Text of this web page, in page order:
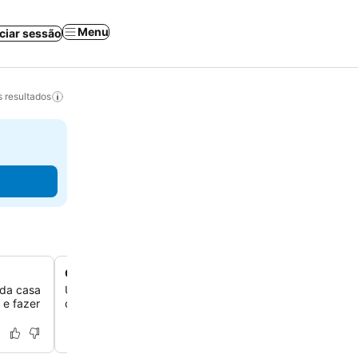
sessão Menu
resultados
casa
e fazer
Cafeteria no local para sua comodidade
Uma cafeteria dentro da casa de hóspedes oferece um
conveniente para você desfrutar de bebidas e lanches